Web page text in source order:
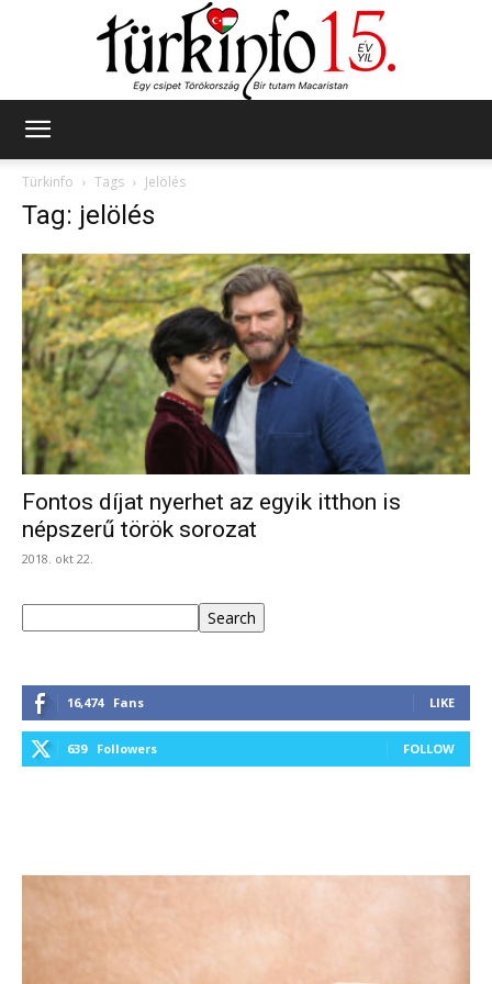
Türkinfo
Tags Jelölés
Tag: jelölés
Fontos díjat nyerhet az egyik itthon is
népszerű török sorozat
2018. okt 22.
Search
16,474 Fans LIKE
639 Followers FOLLOW